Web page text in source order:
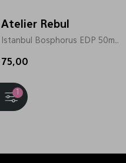
Atelier Rebul
75,00